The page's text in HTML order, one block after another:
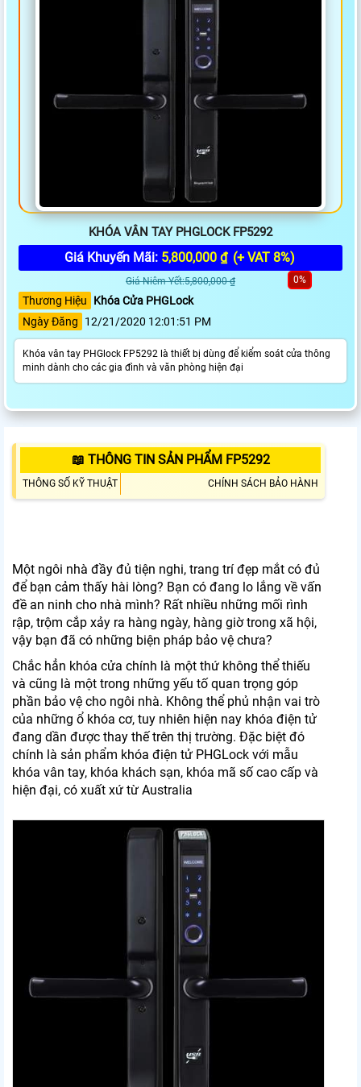
KHÓA VÂN TAY PHGLOCK FP5292
Giá Khuyến Mãi: 5,800,000 ₫ (+ VAT 8%)
Giá Niêm Yết:5,800,000 ₫ 0%
Thương Hiệu
Khóa Cửa PHGLock
Ngày Đăng
12/21/2020 12:01:51 PM
Khóa vân tay PHGlock FP5292 là thiết bị dùng để kiểm soát cửa thông
minh dành cho các gia đình và văn phòng hiện đại
📖 THÔNG TIN SẢN PHẨM FP5292
THÔNG SỐ KỸ THUẬT CHÍNH SÁCH BẢO HÀNH
Một ngôi nhà đầy đủ tiện nghi, trang trí đẹp mắt có đủ
để bạn cảm thấy hài lòng? Bạn có đang lo lắng về vấn
đề an ninh cho nhà mình? Rất nhiều những mối rình
rập, trộm cắp xảy ra hàng ngày, hàng giờ trong xã hội,
vậy bạn đã có những biện pháp bảo vệ chưa?
Chắc hẳn khóa cửa chính là một thứ không thể thiếu
và cũng là một trong những yếu tố quan trọng góp
phần bảo vệ cho ngôi nhà. Không thể phủ nhận vai trò
của những ổ khóa cơ, tuy nhiên hiện nay khóa điện tử
đang dần được thay thế trên thị trường. Đặc biệt đó
chính là sản phẩm khóa điện tử PHGLock với mẫu
khóa vân tay, khóa khách sạn, khóa mã số cao cấp và
hiện đại, có xuất xứ từ Australia